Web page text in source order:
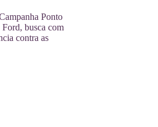
Ponto
busca com
contra as